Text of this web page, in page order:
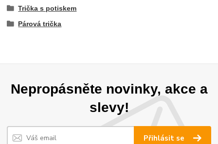
Trička s potiskem
Párová trička
Nepropásněte novinky, akce a
slevy!
Přihlásit se